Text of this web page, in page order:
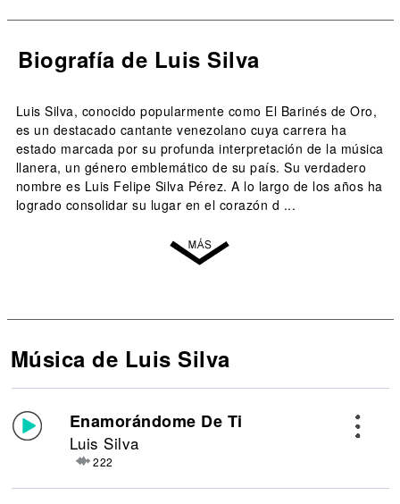
Biografía de Luis Silva
Luis Silva, conocido popularmente como El Barinés de Oro,
es un destacado cantante venezolano cuya carrera ha
estado marcada por su profunda interpretación de la música
llanera, un género emblemático de su país. Su verdadero
nombre es Luis Felipe Silva Pérez. A lo largo de los años ha
logrado consolidar su lugar en el corazón d ...
Música de Luis Silva
Enamorándome De Ti
Luis Silva
222